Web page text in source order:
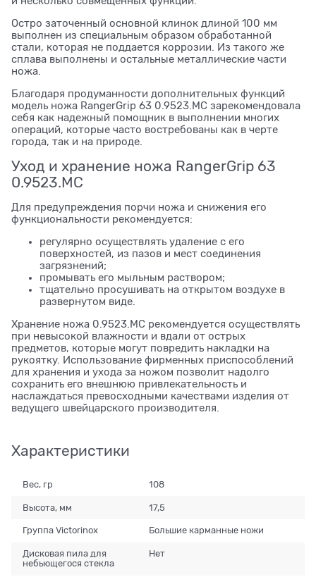
Остро заточенный основной клинок длиной 100 мм
выполнен из специальным образом обработанной
стали, которая не поддается коррозии. Из такого же
сплава выполнены и остальные металлические части
ножа.
Благодаря продуманности дополнительных функций
модель ножа RangerGrip 63 0.9523.MC зарекомендовала
себя как надежный помощник в выполнении многих
операций, которые часто востребованы как в черте
города, так и на природе.
Уход и хранение ножа RangerGrip 63
0.9523.MC
Для предупреждения порчи ножа и снижения его
функциональности рекомендуется:
регулярно осуществлять удаление с его
поверхностей, из пазов и мест соединения
загрязнений;
промывать его мыльным раствором;
тщательно просушивать на открытом воздухе в
развернутом виде.
Хранение ножа 0.9523.MC рекомендуется осуществлять
при невысокой влажности и вдали от острых
предметов, которые могут повредить накладки на
рукоятку. Использование фирменных приспособлений
для хранения и ухода за ножом позволит надолго
сохранить его внешнюю привлекательность и
наслаждаться превосходными качествами изделия от
ведущего швейцарского производителя.
Характеристики
Вес, гр 108
Высота, мм 17,5
Группа Victorinox Большие карманные ножи
Дисковая пила для
небьющегося стекла
Нет